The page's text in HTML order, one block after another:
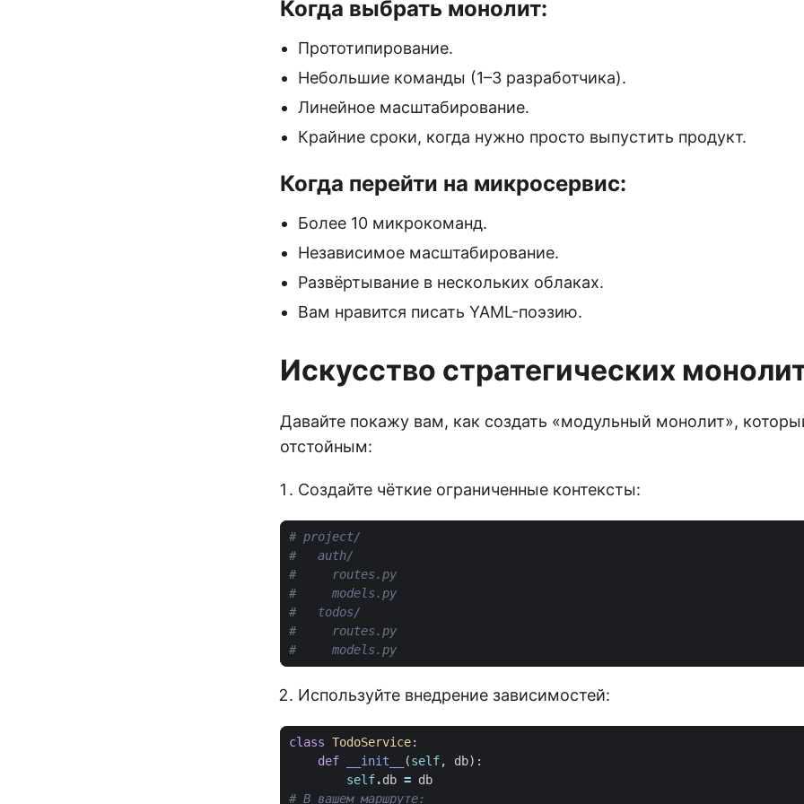
Когда выбрать монолит:
Прототипирование.
Небольшие команды (1–3 разработчика).
Линейное масштабирование.
Крайние сроки, когда нужно просто выпустить продукт.
Когда перейти на микросервис:
Более 10 микрокоманд.
Независимое масштабирование.
Развёртывание в нескольких облаках.
Вам нравится писать YAML-поэзию.
Искусство стратегических
Давайте покажу вам, как создать «модульный монолит»,
отстойным:
Создайте чёткие ограниченные контексты:
# project/
#   auth/
#     routes.py
#     models.py
#   todos/
#     routes.py
#     models.py
Используйте внедрение зависимостей:
class TodoService:
def
__init__ (self, db):
self.db = db
# В вашем маршруте: